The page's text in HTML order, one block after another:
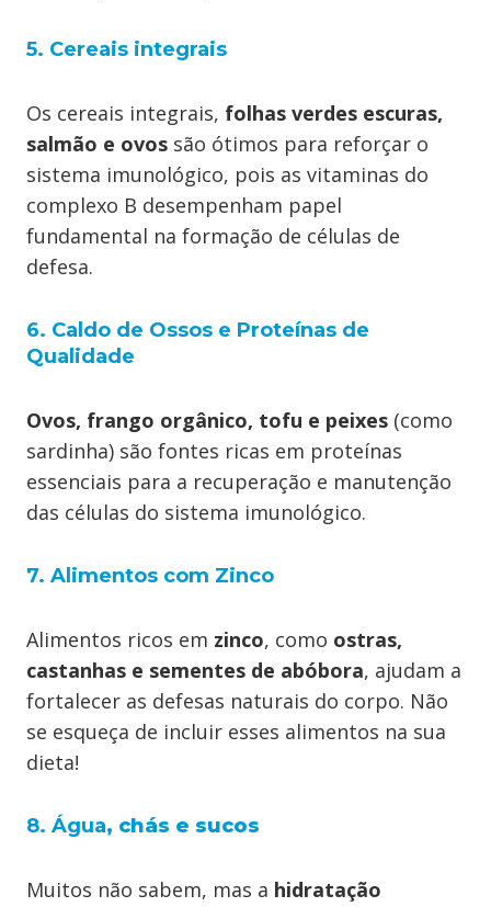
5. Cereais integrais
Os cereais integrais, folhas verdes escuras,
salmão e ovos são ótimos para reforçar o
sistema imunológico, pois as vitaminas do
complexo B desempenham papel
fundamental na formação de células de
defesa.
6. Caldo de Ossos e Proteínas de
Qualidade
Ovos, frango orgânico, tofu e peixes (como
sardinha) são fontes ricas em proteínas
essenciais para a recuperação e manutenção
das células do sistema imunológico.
7. Alimentos com Zinco
Alimentos ricos em zinco, como ostras,
castanhas e sementes de abóbora, ajudam a
fortalecer as defesas naturais do corpo. Não
se esqueça de incluir esses alimentos na sua
dieta!
8. Água, chás e sucos
Muitos não sabem, mas a hidratação